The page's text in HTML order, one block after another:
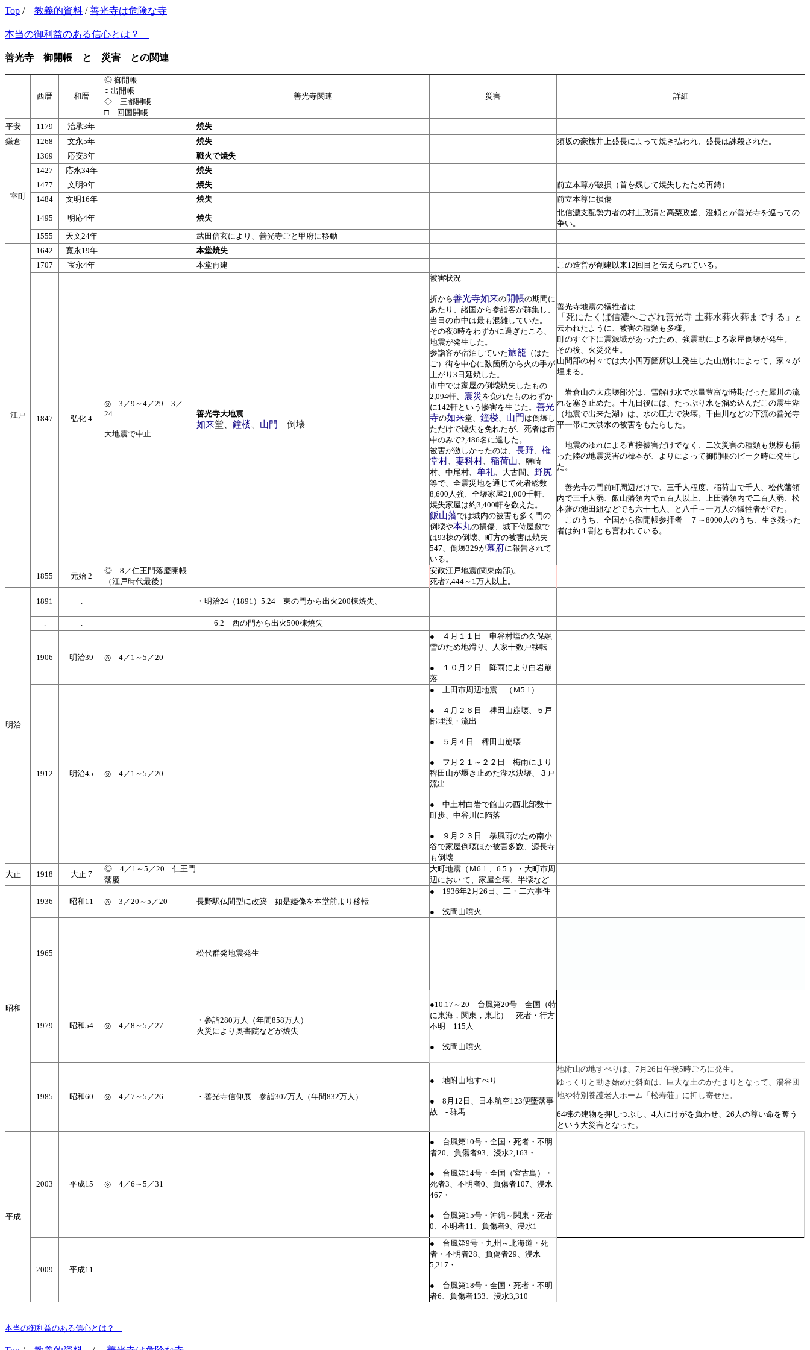
Top / 教義的資料 /善光寺は危険な寺
本当の御利益のある信心とは？
善光寺 御開帳 と 災害 との関連
西暦 和暦
◎ 御開帳
○ 出開帳
◇ 三都開帳
□ 回国開帳
善光寺関連 災害 詳細
平安 1179 治承3年
焼失
鎌倉
1268 文永5年 焼失 須坂の豪族井上盛長によって焼き払われ、盛長は誅殺された。
室町
1369 応安3年
戦火で焼失
1427
応永34年
焼失
1477
文明9年 焼失
前立本尊が破損（首を残して焼失したため再鋳）
1484
文明16年 焼失 前立本尊に損傷
1495 明応4年 焼失
北信濃支配勢力者の村上政清と高梨政盛、澄頼とが善光寺を巡っての
争い。
1555
天文24年 武田信玄により、善光寺ごと甲府に移動
江戸
1642 寛永19年
本堂焼失
1707
宝永4年 本堂再建 この造営が創建以来12回目と伝えられている。
1847 弘化 4
◎ 3／9～4／29 3／
24
大地震で中止
善光寺大地震
如来堂、 鐘楼 山門 倒壊
被害状況
折から善光寺如来の開帳の期間に
あたり、諸国から参詣客が群集し、
当日の市中は最も混雑していた。
その夜8時をわずかに過ぎたころ、
地震が発生した。
参詣客が宿泊していた旅籠 （はた
ご）街を中心に数箇所から火の手が
上がり3日延焼した。
市中では家屋の倒壊焼失したもの
2,094軒、 震災 を免れたものわずか
に142軒という惨害を生じた。 善光
寺の如来堂、 鐘楼、 山門は倒壊し
ただけで焼失を免れたが、死者は市
中のみで2,486名に達した。
被害が激しかったのは、 長野、 権
堂村、 妻科村、 稲荷山、鹽崎
村、中尾村、 牟礼、大古間、 野尻
等で、全震災地を通じて死者総数
8,600人強、全壊家屋21,000千軒、
焼失家屋は約3,400軒を数えた。
飯山藩では城内の被害も多く門の
倒壊や本丸の損傷、城下侍屋敷で
は93棟の倒壊、町方の被害は焼失
547、倒壊329が幕府に報告されて
いる。
善光寺地震の犠牲者は
「死にたくば信濃へござれ善光寺 土葬水葬火葬までする」
と
云われたように、被害の種類も多様。
町のすぐ下に震源域があったため、強震動による家屋倒壊が発生。
その後、火災発生。
山間部の村々では大小四万箇所以上発生した山崩れによって、家々が
埋まる。
岩倉山の大崩壊部分は、雪解け水で水量豊富な時期だった犀川の流
れを塞き止めた。十九日後には、たっぷり水を溜め込んだこの震生湖
（地震で出来た湖）は、水の圧力で決壊。千曲川などの下流の善光寺
平一帯に大洪水の被害をもたらした。
地震のゆれによる直接被害だけでなく、二次災害の種類も規模も揃
った陸の地震災害の標本が、よりによって御開帳のピーク時に発生し
た。
善光寺の門前町周辺だけで、三千人程度、稲荷山で千人、松代藩領
内で三千人弱、飯山藩領内で五百人以上、上田藩領内で二百人弱、松
本藩の池田組などでも六十七人、と八千～一万人の犠牲者がでた。
このうち、全国から御開帳参拝者 ７～8000人のうち、生き残った
者は約１割とも言われている。
1855 元始 2
◎ 8／仁王門落慶開帳
（江戸時代最後）
安政江戸地震(関東南部)。
死者7,444～1万人以上。
明治
1891 . ・明治24（1891）5.24 東の門から出火200棟焼失、
. . 6.2 西の門から出火500棟焼失
1906 明治39 ◎ 4／1～5／20
● ４月１１日 申谷村塩の久保融
雪のため地滑り、人家十数戸移転
● １０月２日 降雨により白岩崩
落
1912 明治45 ◎ 4／1～5／20
● 上田市周辺地震 （Ｍ5.1）
● ４月２６日 稗田山崩壊、５戸
部埋没・流出
● ５月４日 稗田山崩壊
● フ月２１～２２日 梅雨により
稗田山が堰き止めた湖水決壊、３戸
流出
● 中土村白岩で館山の西北部数十
町歩、中谷川に陥落
● ９月２３日 暴風雨のため南小
谷で家屋倒壊ほか被害多数、源長寺
も倒壊
大正
1918 大正 7
◎ 4／1～5／20 仁王門
落慶
大町地震（Ｍ6.1 、6.5 ）・大町市周
辺におい て、家屋全壊、半壊など
昭和
1936 昭和11 ◎ 3／20～5／20 長野駅仏間型に改築 如是姫像を本堂前より移転
● 1936年2月26日、二・二六事件
● 浅間山噴火
1965 松代群発地震発生
1979 昭和54 ◎ 4／8～5／27
・参詣280万人（年間858万人）
火災により奥書院などが焼失
●10.17～20 台風第20号 全国（特
に東海，関東，東北） 死者・行方
不明 115人
● 浅間山噴火
1985 昭和60 ◎ 4／7～5／26 ・善光寺信仰展 参詣307万人（年間832万人）
● 地附山地すべり
● 8月12日、日本航空123便墜落事
故 - 群馬
地附山の地すべりは、7月26日午後5時ごろに発生。
ゆっくりと動き始めた斜面は、巨大な土のかたまりとなって、湯谷団
地や特別養護老人ホーム「松寿荘」に押し寄せた。
64棟の建物を押しつぶし、4人にけがを負わせ、26人の尊い命を奪う
という大災害となった。
平成
2003 平成15 ◎ 4／6～5／31
● 台風第10号・全国・死者・不明
者20、負傷者93、浸水2,163・
● 台風第14号・全国（宮古島）・
死者3、不明者0、負傷者107、浸水
467・
● 台風第15号・沖縄～関東・死者
0、不明者11、負傷者9、浸水1
2009 平成11
● 台風第9号・九州～北海道・死
者・不明者28、負傷者29、浸水
5,217・
● 台風第18号・全国・死者・不明
者6、負傷者133、浸水3,310
本当の御利益のある信心とは？